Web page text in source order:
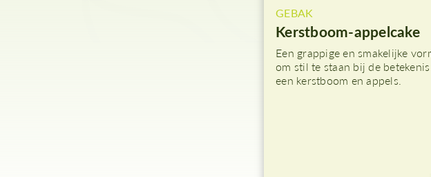
GEBAK
Kerstboom-appelcake
Een grappige en smakelijke
om stil te staan bij de
een kerstboom en appels.